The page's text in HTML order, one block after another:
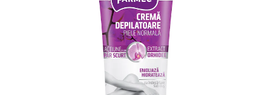
Aragaz, Plita, Cuptor & Grill
Prosoape de Hartie & Servetele